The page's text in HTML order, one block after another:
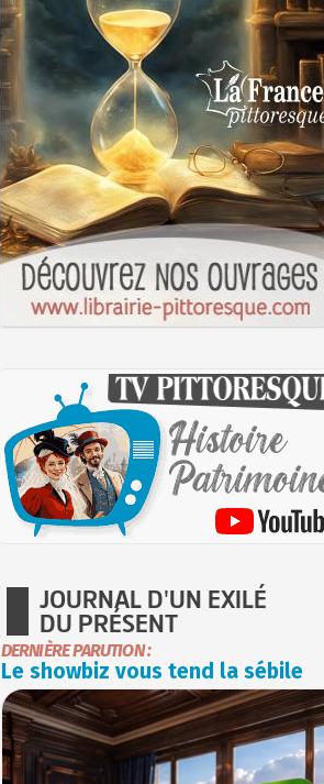
JOURNAL D'UN EXILÉ
DU PRÉSENT
DERNIÈRE PARUTION :
Le showbiz vous tend la sébile